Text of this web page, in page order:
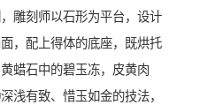
雕刻师以石形为平台，设计
，配上得体的底座，既烘托
蜡石中的碧玉冻，皮黄肉
浅有致、惜玉如金的技法，